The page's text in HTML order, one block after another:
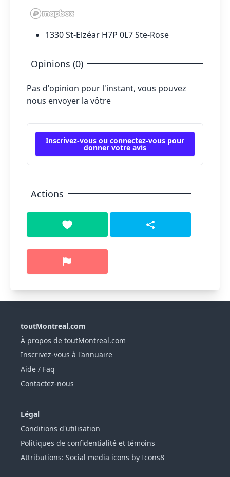
1330 St-Elzéar H7P 0L7 Ste-Rose
Opinions (0)
Pas d'opinion pour l'instant, vous pouvez
nous envoyer la vôtre
Inscrivez-vous ou connectez-vous pour
donner votre avis
Actions
toutMontreal.com
À propos de toutMontreal.com
Inscrivez-vous à l'annuaire
Aide / Faq
Contactez-nous
Légal
Conditions d'utilisation
Politiques de confidentialité et témoins
Attributions: Social media icons by Icons8